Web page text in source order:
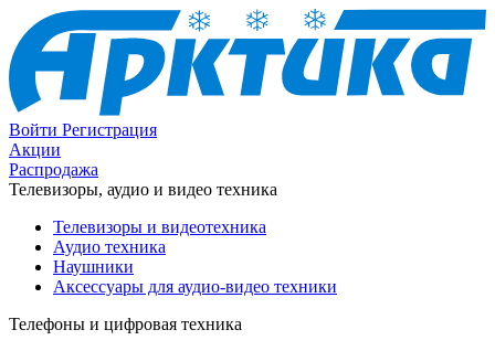
Войти Регистрация
Акции
Распродажа
Телевизоры, аудио и видео техника
Телевизоры и видеотехника
Аудио техника
Наушники
Аксессуары для аудио-видео техники
Телефоны и цифровая техника